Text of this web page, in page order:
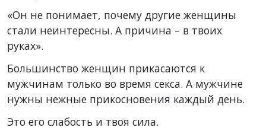
«Он не понимает, почему другие женщины
стали неинтересны. А причина – в твоих
руках».
Большинство женщин прикасаются к
мужчинам только во время секса. А мужчине
нужны нежные прикосновения каждый‌ день.
Это его слабость и твоя сила.